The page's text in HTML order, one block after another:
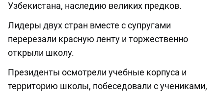
Узбекистана, наследию великих предков.
Лидеры двух стран вместе с супругами
перерезали красную ленту и торжественно
открыли школу.
Президенты осмотрели учебные корпуса и
территорию школы, побеседовали с учениками,